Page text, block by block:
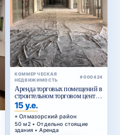
КОММЕРЧЕСКАЯ
НЕДВИЖИМОСТЬ
#000424
Аренда торговых помещений в
строительном торговом центре
у Жомий базара в Ташкенте
15 у.е.
Олмазорский район
50 м2 • Отдельно стоящие
здания • Аренда